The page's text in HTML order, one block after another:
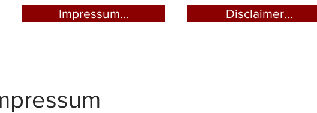
Impressum… Disclaimer…